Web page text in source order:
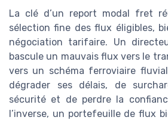
La clé d’un report modal fret
sélection fine des flux éligibles,
négociation tarifaire. Un
bascule un mauvais flux vers le
vers un schéma ferroviaire
dégrader ses délais, de
sécurité et de perdre la
l’inverse, un portefeuille de flux